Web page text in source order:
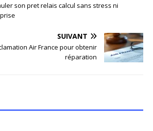
son pret relais calcul sans stress ni
SUIVANT
Air France pour obtenir
réparation